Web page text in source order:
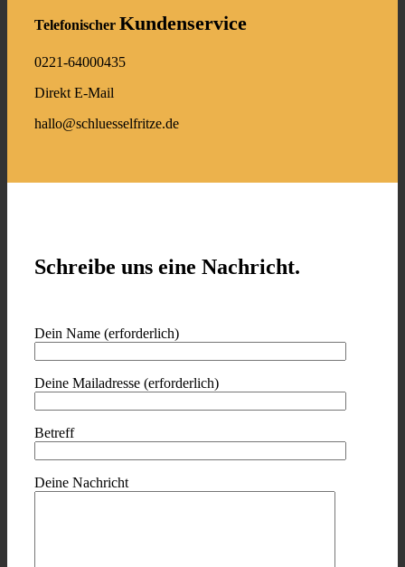
Telefonischer Kundenservice
0221-64000435
Direkt E-Mail
hallo@schluesselfritze.de
Schreibe uns eine Nachricht.
Dein Name (erforderlich)
Deine Mailadresse (erforderlich)
Betreff
Deine Nachricht